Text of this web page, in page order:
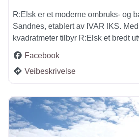
​R:Elsk er et moderne ombruks- og
Sandnes, etablert av IVAR IKS.
kvadratmeter tilbyr R:Elsk et bredt
Facebook
Veibeskrivelse